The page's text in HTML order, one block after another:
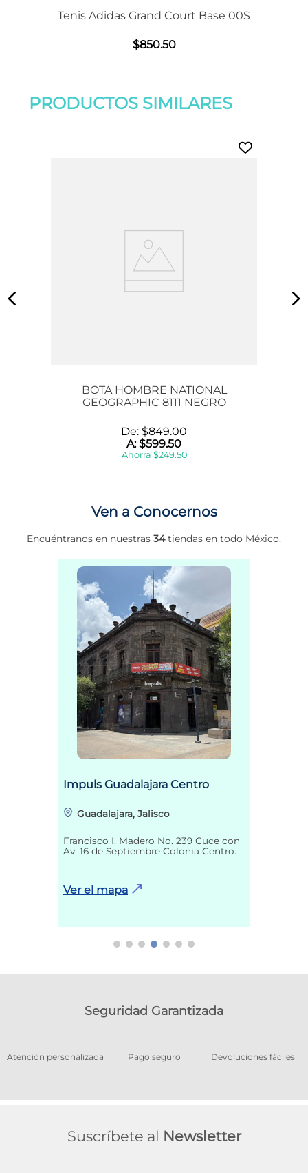
Tenis Adidas Grand Court Base 00S
$850.50
PRODUCTOS SIMILARES
BOTA HOMBRE NATIONAL
GEOGRAPHIC 8111 NEGRO
De: $849.00
A:$599.50
Ahorra $249.50
Ven a Conocernos
Encuéntranos en nuestras 34tiendas en todo México.
Impuls Guadalajara Centro
Guadalajara, Jalisco
Francisco I. Madero No. 239 Cuce con
Av. 16 de Septiembre Colonia Centro.
Ver el mapa
Seguridad Garantizada
Atención personalizada Pago seguro Devoluciones fáciles
Suscríbete al Newsletter